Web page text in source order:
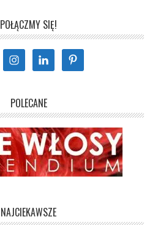
POŁĄCZMY SIĘ!
POLECANE
NAJCIEKAWSZE